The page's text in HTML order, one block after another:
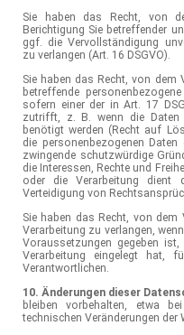
Sie haben das Recht, von
Berichtigung Sie betreffender
ggf. die Vervollständigung
zu verlangen (Art. 16 DSGVO).
Sie haben das Recht, von dem
betreffende
sofern einer der in Art. 17
zutrifft, z. B. wenn die Daten
benötigt werden (Recht auf
die personenbezogenen
zwingende schutzwürdige
die Interessen, Rechte und
oder die Verarbeitung dient
Verteidigung von
Sie haben das Recht, von dem
Verarbeitung zu verlangen,
Voraussetzungen gegeben
Verarbeitung eingelegt hat,
Verantwortlichen.
10. Änderungen dieser
bleiben vorbehalten, etwa
technischen Veränderungen der